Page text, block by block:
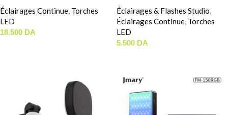
Éclairages Continue, Torches
LED
18.500 DA
Éclairages & Flashes Studio,
Éclairages Continue, Torches
LED
5.500 DA